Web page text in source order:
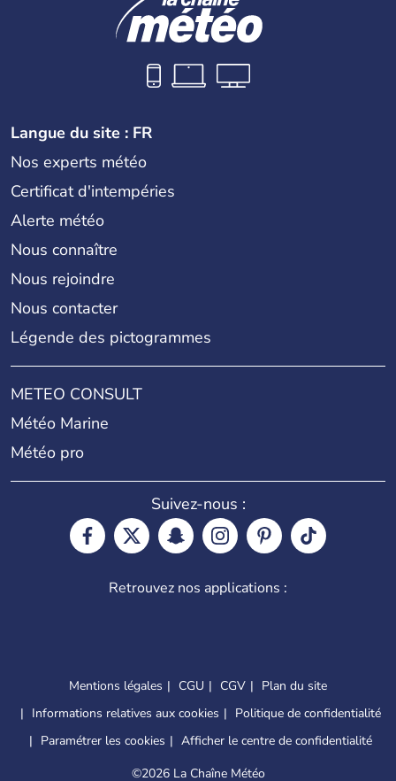
Langue du site : FR
Nos experts météo
Certificat d'intempéries
Alerte météo
Nous connaître
Nous rejoindre
Nous contacter
Légende des pictogrammes
METEO CONSULT
Météo Marine
Météo pro
Suivez-nous :
Retrouvez nos applications :
Mentions légales CGU CGV
Plan du site
Informations relatives aux cookies
Politique de confidentialité
Paramétrer les cookies
Afficher le centre de confidentialité
©2026 La Chaîne Météo